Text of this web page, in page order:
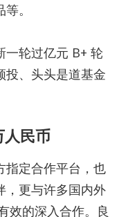
。
一轮过亿元 B+ 轮
投、头头是道基金
人民币
指定合作平台，也
，更与许多国内外
效的深入合作。良